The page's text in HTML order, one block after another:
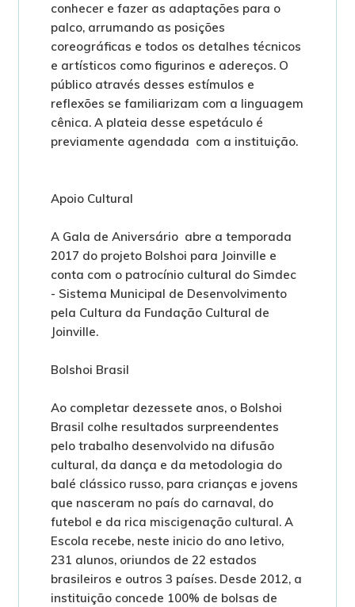
conhecer e fazer as adaptações para o
palco, arrumando as posições
coreográficas e todos os detalhes técnicos
e artísticos como figurinos e adereços. O
público através desses estímulos e
reflexões se familiarizam com a linguagem
cênica. A plateia desse espetáculo é
previamente agendada com a instituição.
Apoio Cultural
A Gala de Aniversário abre a temporada
2017 do projeto Bolshoi para Joinville e
conta com o patrocínio cultural do Simdec
- Sistema Municipal de Desenvolvimento
pela Cultura da Fundação Cultural de
Joinville.
Bolshoi Brasil
Ao completar dezessete anos, o Bolshoi
Brasil colhe resultados surpreendentes
pelo trabalho desenvolvido na difusão
cultural, da dança e da metodologia do
balé clássico russo, para crianças e jovens
que nasceram no país do carnaval, do
futebol e da rica miscigenação cultural. A
Escola recebe, neste inicio do ano letivo,
231 alunos, oriundos de 22 estados
brasileiros e outros 3 países. Desde 2012, a
instituição concede 100% de bolsas de